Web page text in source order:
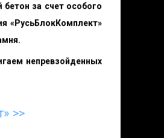
за счет особого
«РусьБлокКомплект»
непревзойденных
>>